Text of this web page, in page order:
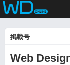
掲載号
Web